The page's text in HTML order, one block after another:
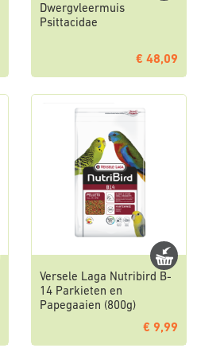
Dwergvleermuis
Psittacidae
€ 48,09
Versele Laga Nutribird B-
14 Parkieten en
Papegaaien (800g)
€ 9,99